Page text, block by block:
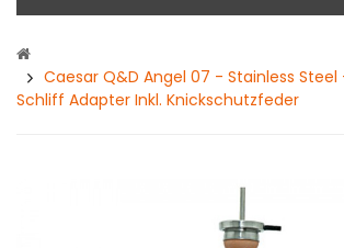
Caesar Q&D Angel 07 - Stainless
Schliff Adapter Inkl. Knickschutzfeder